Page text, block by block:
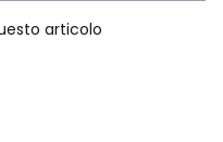
articolo
articolo